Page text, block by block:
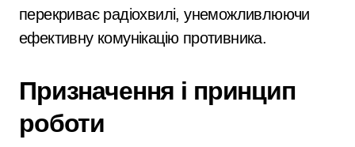
перекриває радіохвилі, унеможливлюючи
ефективну комунікацію противника.
Призначення і принцип
роботи